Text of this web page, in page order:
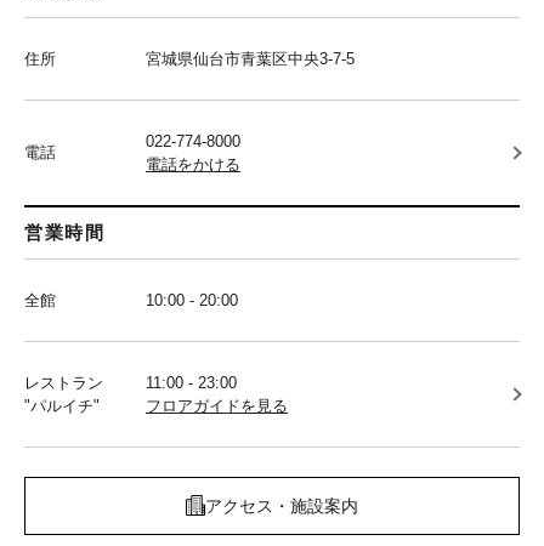
住所 宮城県仙台市青葉区中央3-7-5
電話
022-774-8000
電話をかける
営業時間
全館 10:00 - 20:00
レストラン
"パルイチ"
11:00 - 23:00
フロアガイドを見る
アクセス・施設案内